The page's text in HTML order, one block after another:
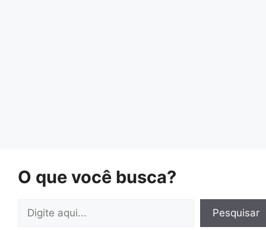
O que você busca?
Pesquisar
Pesquisar